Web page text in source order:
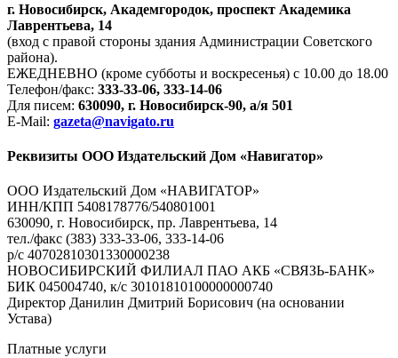
г. Новосибирск, Академгородок, проспект Академика
Лаврентьева, 14
(вход с правой стороны здания Администрации Советского
района).
ЕЖЕДНЕВНО (кроме субботы и воскресенья) с 10.00 до 18.00
Телефон/факс: 333-33-06, 333-14-06
Для писем: 630090, г. Новосибирск-90, а/я 501
E-Mail: gazeta@navigato.ru
Реквизиты ООО Издательский Дом «Навигатор»
ООО Издательский Дом «НАВИГАТОР»
ИНН/КПП 5408178776/540801001
630090, г. Новосибирск, пр. Лаврентьева, 14
тел./факс (383) 333-33-06, 333-14-06
р/с 40702810301330000238
НОВОСИБИРСКИЙ ФИЛИАЛ ПАО АКБ «СВЯЗЬ-БАНК»
БИК 045004740, к/с 30101810100000000740
Директор Данилин Дмитрий Борисович (на основании
Устава)
Платные услуги